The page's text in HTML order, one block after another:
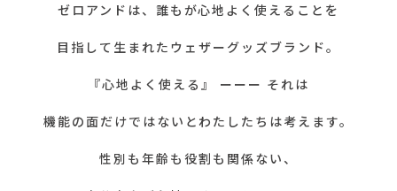
ゼロアンドは、誰もが心地よく使えることを
目指して生まれたウェザーグッズブランド。
『心地よく使える』 ーーー それは
機能の面だけではないとわたしたちは考えます。
性別も年齢も役割も関係ない、